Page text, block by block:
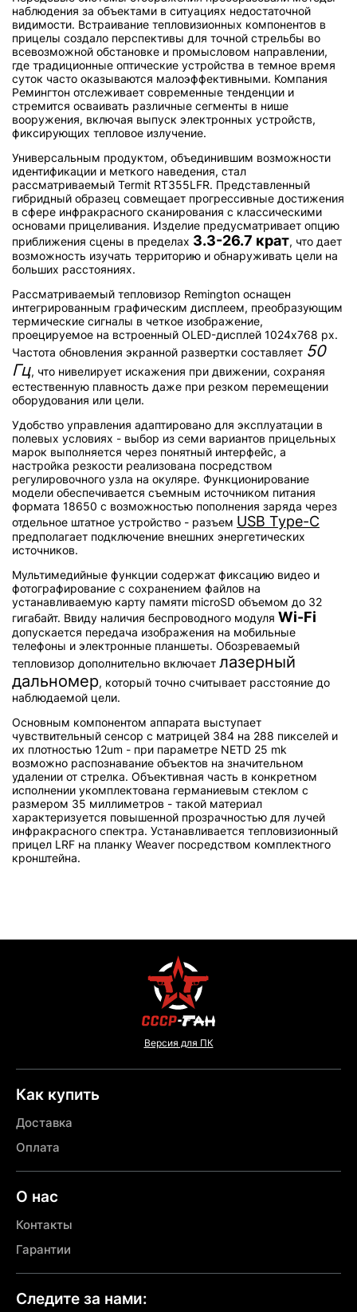
наблюдения за объектами в ситуациях недостаточной
видимости. Встраивание тепловизионных компонентов в
прицелы создало перспективы для точной стрельбы во
всевозможной обстановке и промысловом направлении,
где традиционные оптические устройства в темное время
суток часто оказываются малоэффективными. Компания
Ремингтон отслеживает современные тенденции и
стремится осваивать различные сегменты в нише
вооружения, включая выпуск электронных устройств,
фиксирующих тепловое излучение.
Универсальным продуктом, объединившим возможности
идентификации и меткого наведения, стал
рассматриваемый Termit RT355LFR. Представленный
гибридный образец совмещает прогрессивные достижения
в сфере инфракрасного сканирования с классическими
основами прицеливания. Изделие предусматривает опцию
приближения сцены в пределах 3.3-26.7 крат, что дает
возможность изучать территорию и обнаруживать цели на
больших расстояниях.
Рассматриваемый тепловизор Remington оснащен
интегрированным графическим дисплеем, преобразующим
термические сигналы в четкое изображение,
проецируемое на встроенный OLED-дисплей 1024x768 px.
Частота обновления экранной развертки составляет 50
Гц, что нивелирует искажения при движении, сохраняя
естественную плавность даже при резком перемещении
оборудования или цели.
Удобство управления адаптировано для эксплуатации в
полевых условиях - выбор из семи вариантов прицельных
марок выполняется через понятный интерфейс, а
настройка резкости реализована посредством
регулировочного узла на окуляре. Функционирование
модели обеспечивается съемным источником питания
формата 18650 с возможностью пополнения заряда через
отдельное штатное устройство - разъем USB Type-C
предполагает подключение внешних энергетических
источников.
Мультимедийные функции содержат фиксацию видео и
фотографирование с сохранением файлов на
устанавливаемую карту памяти microSD объемом до 32
гигабайт. Ввиду наличия беспроводного модуля Wi-Fi
допускается передача изображения на мобильные
телефоны и электронные планшеты. Обозреваемый
тепловизор дополнительно включает лазерный
дальномер, который точно считывает расстояние до
наблюдаемой цели.
Основным компонентом аппарата выступает
чувствительный сенсор с матрицей 384 на 288 пикселей и
их плотностью 12um - при параметре NETD 25 mk
возможно распознавание объектов на значительном
удалении от стрелка. Объективная часть в конкретном
исполнении укомплектована германиевым стеклом с
размером 35 миллиметров - такой материал
характеризуется повышенной прозрачностью для лучей
инфракрасного спектра. Устанавливается тепловизионный
прицел LRF на планку Weaver посредством комплектного
кронштейна.
Версия для ПК
Как купить
Доставка
Оплата
О нас
Контакты
Гарантии
Следите за нами: